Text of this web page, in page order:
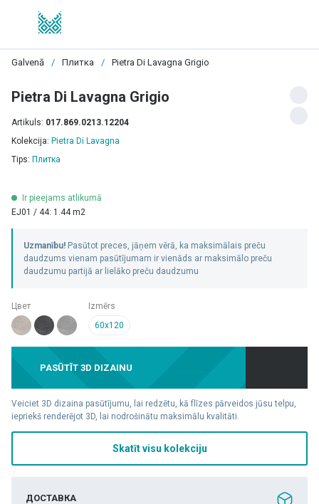
Galvenā / Плитка / Pietra Di Lavagna Grigio
Pietra Di Lavagna Grigio
Artikuls: 017.869.0213.12204
Kolekcija: Pietra Di Lavagna
Tips: Плитка
Ir pieejams atlikumā
EJ01 / 44: 1.44 m2
Uzmanību! Pasūtot preces, jāņem vērā, ka maksimālais preču
daudzums vienam pasūtījumam ir vienāds ar maksimālo preču
daudzumu partijā ar lielāko preču daudzumu
Цвет
Izmērs
60x120
PASŪTĪT 3D DIZAINU
Veiciet 3D dizaina pasūtījumu, lai redzētu, kā flīzes pārveidos jūsu telpu,
iepriekš renderējot 3D, lai nodrošinātu maksimālu kvalitāti.
Skatīt visu kolekciju
ДОСТАВКА